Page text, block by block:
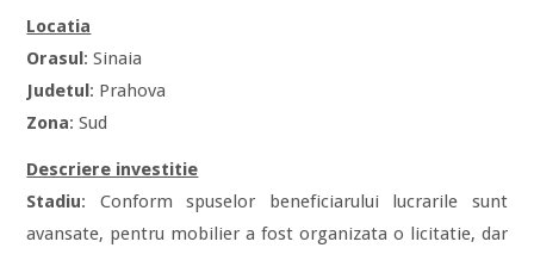
Locatia
Orasul: Sinaia
Judetul: Prahova
Zona: Sud
Descriere investitie
Stadiu: Conform spuselor beneficiarului lucrarile sunt
avansate, pentru mobilier a fost organizata o licitatie, dar